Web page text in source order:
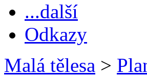
...další
Odkazy
Malá tělesa >